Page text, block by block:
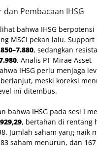
Pembacaan IHSG
bahwa IHSG
MSCI pekan lalu.
, sedangkan
. Analis PT Mirae Asset
IHSG perlu menjaga
meski koreksi
ini ditembus.
bahwa IHSG pada sesi I
, bertahan di rentang
Jumlah saham yang naik
saham menurun, dan